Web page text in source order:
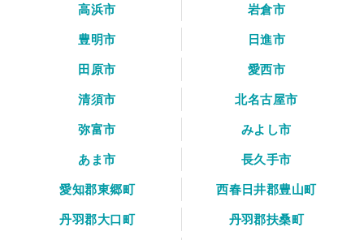
高浜市
岩倉市
豊明市
日進市
田原市
愛西市
清須市
北名古屋市
弥富市
みよし市
あま市
長久手市
愛知郡東郷町
西春日井郡豊山町
丹羽郡大口町
丹羽郡扶桑町